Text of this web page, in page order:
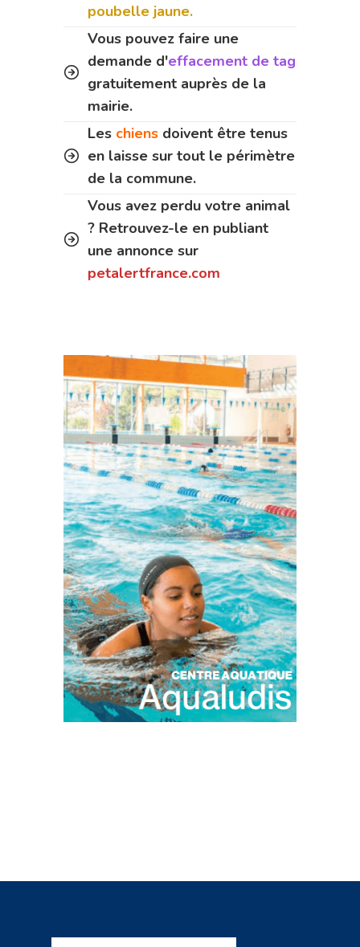
poubelle jaune.
Vous pouvez faire une
demande d'effacement de tag
gratuitement auprès de la
mairie.
Les chiens doivent être tenus
en laisse sur tout le périmètre
de la commune.
Vous avez perdu votre animal
? Retrouvez-le en publiant
une annonce sur
petalertfrance.com